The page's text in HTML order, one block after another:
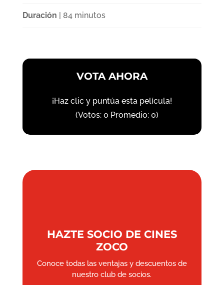
Duración | 84 minutos
VOTA AHORA
¡Haz clic y puntúa esta película!
(Votos: 0 Promedio: 0)
HAZTE SOCIO DE CINES
ZOCO
Conoce todas las ventajas y descuentos de
nuestro club de socios.